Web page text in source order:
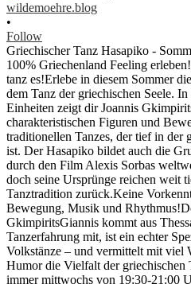
wildemoehre.blog
•
Follow
Griechischer Tanz Hasapiko -
100% Griechenland Feeling
tanz es!Erlebe in diesem Sommer
dem Tanz der griechischen Seele.
Einheiten zeigt dir Joannis
charakteristischen Figuren und
traditionellen Tanzes, der tief in
ist. Der Hasapiko bildet auch die
durch den Film Alexis Sorbas
doch seine Ursprünge reichen weit
Tanztradition zurück.Keine
Bewegung, Musik und
GkimpiritsGiannis kommt aus
Tanzerfahrung mit, ist ein echter
Volkstänze – und vermittelt mit viel
Humor die Vielfalt der griechischen
immer mittwochs von 19:30-21:00